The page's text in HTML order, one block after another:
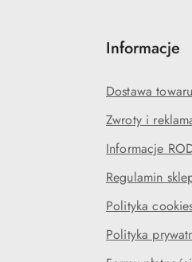
Informacje
Dostawa towaru
Zwroty i
Informacje
Regulamin
Polityka
Polityka